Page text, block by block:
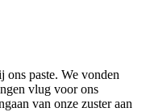
paste. We vonden
vlug voor ons
van onze zuster aan